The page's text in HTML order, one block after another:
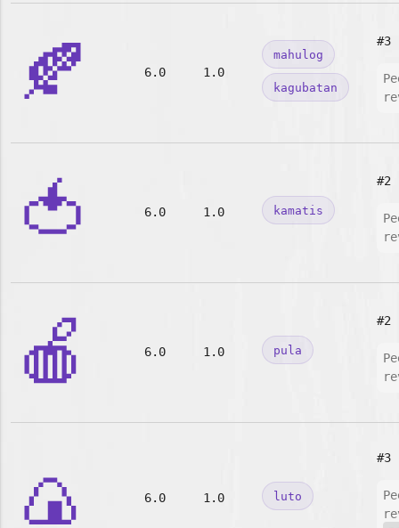
🍂 6.0 1.0
mahulog
kagubatan
#3
🍅 6.0 1.0 kamatis
#2
🍎 6.0 1.0 pula
#2
🍙 6.0 1.0 luto
#3